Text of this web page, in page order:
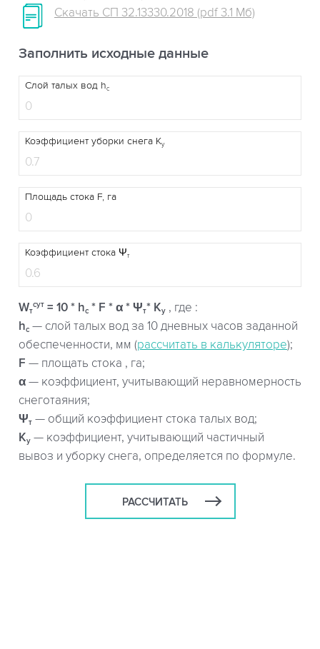
Скачать СП 32.13330.2018 (pdf 3.1 Мб)
Заполнить исходные данные
Слой талых вод hc
Коэффициент уборки cнега Ky
Площадь стока F, га
Коэффициент стока Ψт
Wт
сут = 10 * hc * F * α * Ψт* Kу , где :
hc — слой талых вод за 10 дневных часов заданной
обеспеченности, мм (рассчитать в калькуляторе);
F — площать стока , га;
α — коэффициент, учитывающий неравномерность
снеготаяния;
Ψт — общий коэффициент стока талых вод;
Ky — коэффициент, учитывающий частичный
вывоз и уборку снега, определяется по формуле.
РАССЧИТАТЬ